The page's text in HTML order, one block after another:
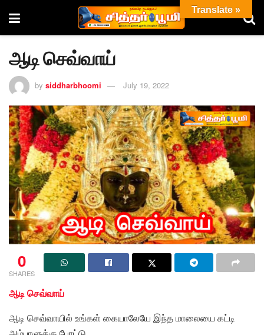
ஆடி செவ்வாய்
by siddharbhoomi July 19, 2022
0
SHARES
ஆடி செவ்வாய்
ஆடி செவ்வாயில் உங்கள் கையாலேயே இந்த மாலையை கட்டி
Translate »